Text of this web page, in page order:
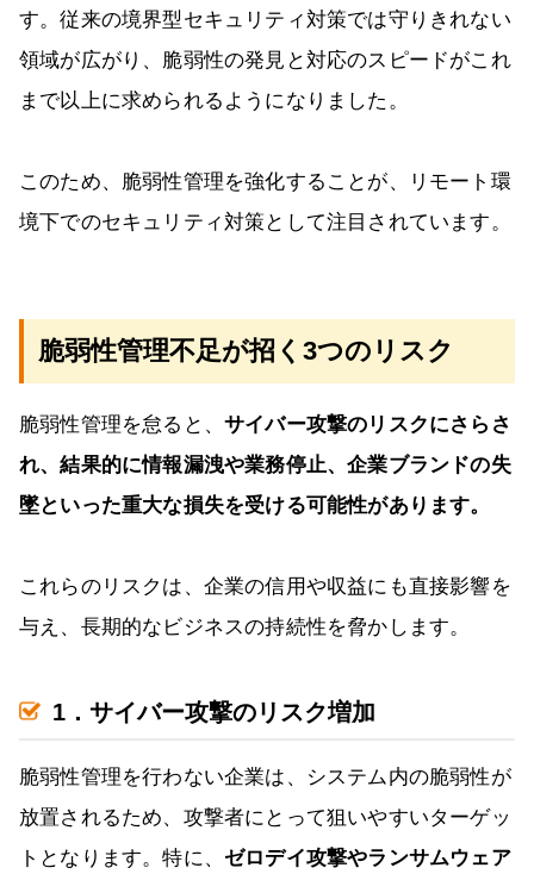
す。従来の境界型セキュリティ対策では守りきれない
領域が広がり、脆弱性の発見と対応のスピードがこれ
まで以上に求められるようになりました。
このため、脆弱性管理を強化することが、リモート環
境下でのセキュリティ対策として注目されています。
脆弱性管理不足が招く3つのリスク
脆弱性管理を怠ると、 サイバー攻撃のリスクにさらさ
れ、結果的に情報漏洩や業務停止、企業ブランドの失
墜といった重大な損失を受ける可能性があります。
これらのリスクは、企業の信用や収益にも直接影響を
与え、長期的なビジネスの持続性を脅かします。
1．サイバー攻撃のリスク増加
脆弱性管理を行わない企業は、システム内の脆弱性が
放置されるため、攻撃者にとって狙いやすいターゲッ
トとなります。特に、 ゼロデイ攻撃やランサムウェア